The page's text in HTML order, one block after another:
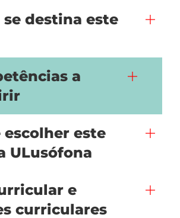
destina este
a
escolher este
ULusófona
e
curriculares